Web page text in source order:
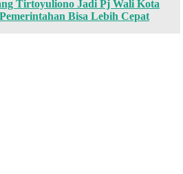
Tirtoyuliono Jadi Pj Wali Kota
Bisa Lebih Cepat